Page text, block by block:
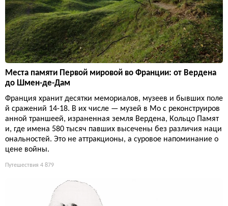
Места памяти Первой мировой во Франции: от Вердена
до Шмен-де-Дам
Франция хранит десятки мемориалов, музеев и бывших поле
й сражений 14-18. В их числе — музей в Мо с реконструиров
анной траншеей, израненная земля Вердена, Кольцо Памят
и, где имена 580 тысяч павших высечены без различия наци
ональностей. Это не аттракционы, а суровое напоминание о
цене войны.
Путешествия 4 879